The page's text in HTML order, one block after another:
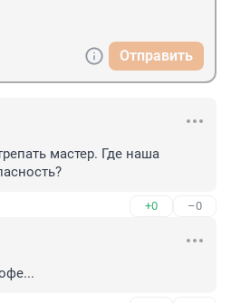
Отправить
мастер. Где наша
+0 –0